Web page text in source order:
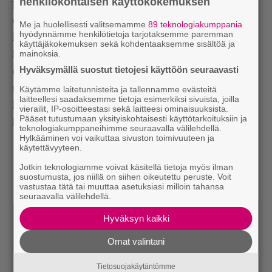
puheen listallaan kymmeneksi – vaikka ei oikeasti
olisikaan tätä mieltä. Miksi hän edesauttaisi
kilpailijansa asemaa antamalla sille arvokkaan
kakkosäänen? Arvioiden mukaan kymmenellä
ehdokkaalla voittaja selviää, kun kuusi tai
seitsemän pinoa on poistettu pöydältä,
kymmenennet tai yhdeksännet sijat eivät siis
koskaan edes ehdi jakoon. Sijoita kilpailijasi sinne.
Me ja huolellisesti valitsemamme89 teknologiakumppania
hyödynnämme henkilötietoja tarjotaksemme paremman
käyttäjäkokemuksen sekä kohdentaaksemme sisältöä ja
mainoksia.
Hyväksymällä suostut tietojesi käyttöön seuraavasti
Käytämme laitetunnisteita ja tallennamme evästeitä
laitteellesi saadaksemme tietoja esimerkiksi sivuista, joilla
vierailit, IP-osoitteestasi sekä laitteesi ominaisuuksista.
Pääset tutustumaan yksityiskohtaisesti käyttötarkoituksiin ja
teknologiakumppaneihimme seuraavalla välilehdellä.
Hylkääminen voi vaikuttaa sivuston toimivuuteen ja
käytettävyyteen.
Jotkin teknologiamme voivat käsitellä tietoja myös ilman
suostumusta, jos niillä on siihen oikeutettu peruste. Voit
vastustaa tätä tai muuttaa asetuksiasi milloin tahansa
seuraavalla välilehdellä.
Hyväksyn kaikki
Omat valintani
Tietosuojakäytäntömme